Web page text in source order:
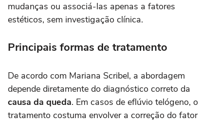
mudanças ou associá-las apenas a fatores
estéticos, sem investigação clínica.
Principais formas de tratamento
De acordo com Mariana Scribel, a abordagem
depende diretamente do diagnóstico correto da
causa da queda. Em casos de eflúvio telógeno, o
tratamento costuma envolver a correção do fator